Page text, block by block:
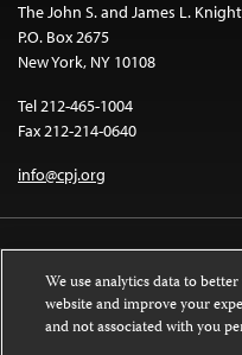
The John S. and James L.
P.O. Box 2675
New York, NY 10108
Tel 212-465-1004
Fax 212-214-0640
info@cpj.org
Except where noted, text on this
We use analytics data to
website and improve your
and not associated with you